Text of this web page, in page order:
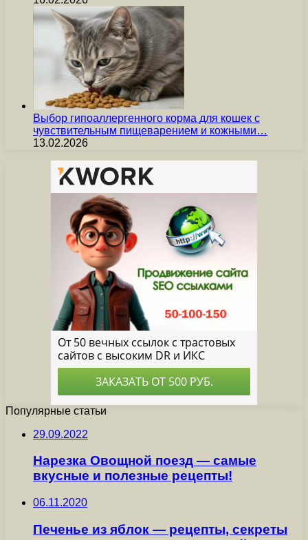
Выбор гипоаллергенного корма для кошек с
чувствительным пищеварением и кожными…
13.02.2026
Популярные статьи
29.09.2022
Нарезка Овощной поезд — самые
вкусные и полезные рецепты!
06.11.2020
Печенье из яблок — рецепты, секреты